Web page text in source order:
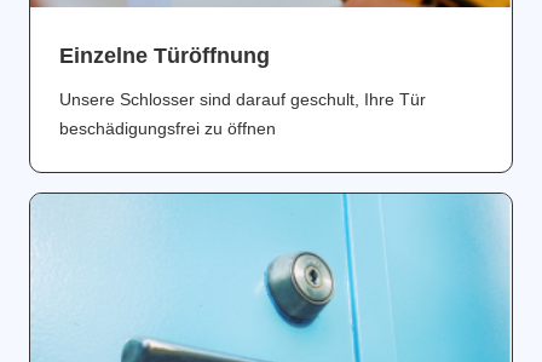
Einzelne Türöffnung
Unsere Schlosser sind darauf geschult, Ihre Tür
beschädigungsfrei zu öffnen